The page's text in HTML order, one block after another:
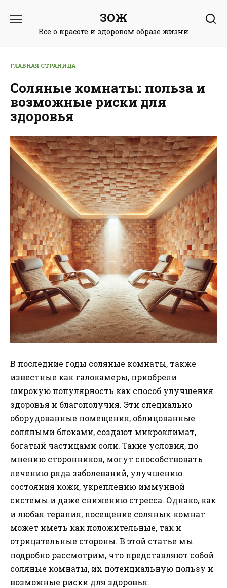
содержанию
ЗОЖ
Все о красоте и здоровом образе жизни
ГЛАВНАЯ СТРАНИЦА
Соляные комнаты: польза и
возможные риски для
здоровья
В последние годы соляные комнаты, также
известные как галокамеры, приобрели
широкую популярность как способ улучшения
здоровья и благополучия. Эти специально
оборудованные помещения, облицованные
соляными блоками, создают микроклимат,
богатый частицами соли. Такие условия, по
мнению сторонников, могут способствовать
лечению ряда заболеваний, улучшению
состояния кожи, укреплению иммунной
системы и даже снижению стресса. Однако, как
и любая терапия, посещение соляных комнат
может иметь как положительные, так и
отрицательные стороны. В этой статье мы
подробно рассмотрим, что представляют собой
соляные комнаты, их потенциальную пользу и
возможные риски для здоровья.